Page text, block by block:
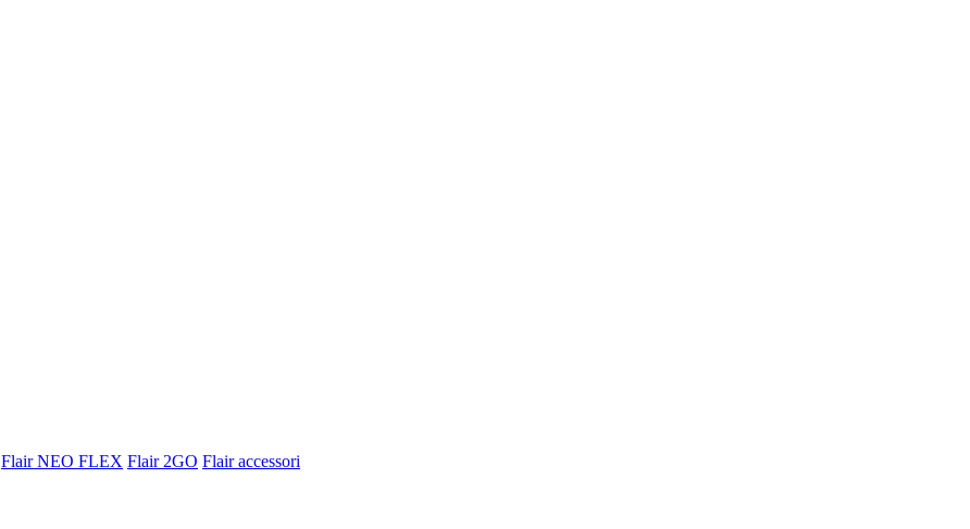
Flair NEO FLEX Flair 2GO Flair accessori